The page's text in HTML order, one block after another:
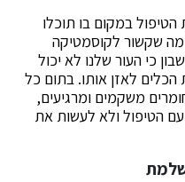
במקום בו תוכלו
שקשור לקוסמטיקה
כי העור שלנו לא יכול
הכלים לאזן אותו. בתום כל
משקמים ומרגיעים,
הטיפול ולא לעשות את